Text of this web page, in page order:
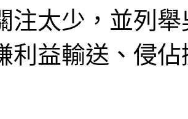
注太少，並列
利益輸送、侵